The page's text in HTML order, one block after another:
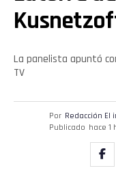
La panelista apuntó
TV
Por Redacción El
Publicado hace 1